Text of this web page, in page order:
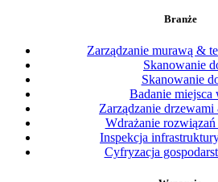
Branże
Zarządzanie murawą &
Skanowanie
Skanowanie
Badanie miejsca
Zarządzanie
Wdrażanie
Inspekcja
Cyfryzacja